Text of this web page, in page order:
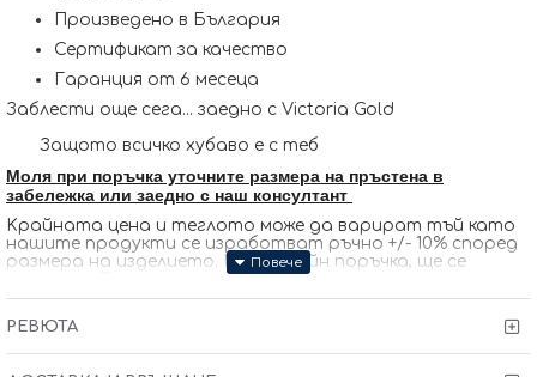
Произведено в България
Сертификат за качество
Гаранция от 6 месеца
Заблести още сега... заедно с Victoria Gold
Защото всичко хубаво е с теб
Моля при поръчка уточните размера на пръстена в
забележка или заедно с наш консултант
Kрайната цена и теглото може да варират тъй като
нашите продукти се изработват ръчно +/- 10% според
размера на изделието. При онлайн поръчка, ще се
свържем с Вас, за да уточним всички характеристики и
изисквания за изработката.
РЕВЮТА